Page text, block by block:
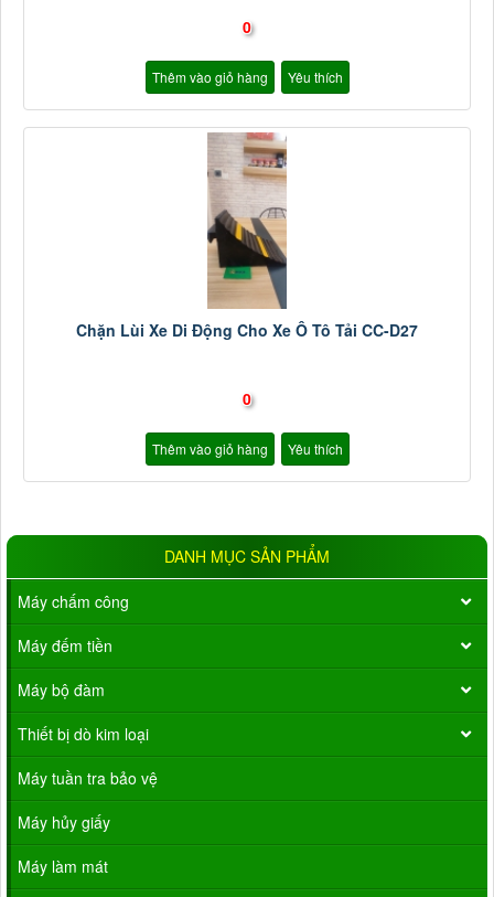
0
Thêm vào giỏ hàng Yêu thích
Chặn Lùi Xe Di Động Cho Xe Ô Tô Tải CC-D27
0
Thêm vào giỏ hàng Yêu thích
DANH MỤC SẢN PHẨM
Máy chấm công
Máy đếm tiền
Máy bộ đàm
Thiết bị dò kim loại
Máy tuần tra bảo vệ
Máy hủy giấy
Máy làm mát